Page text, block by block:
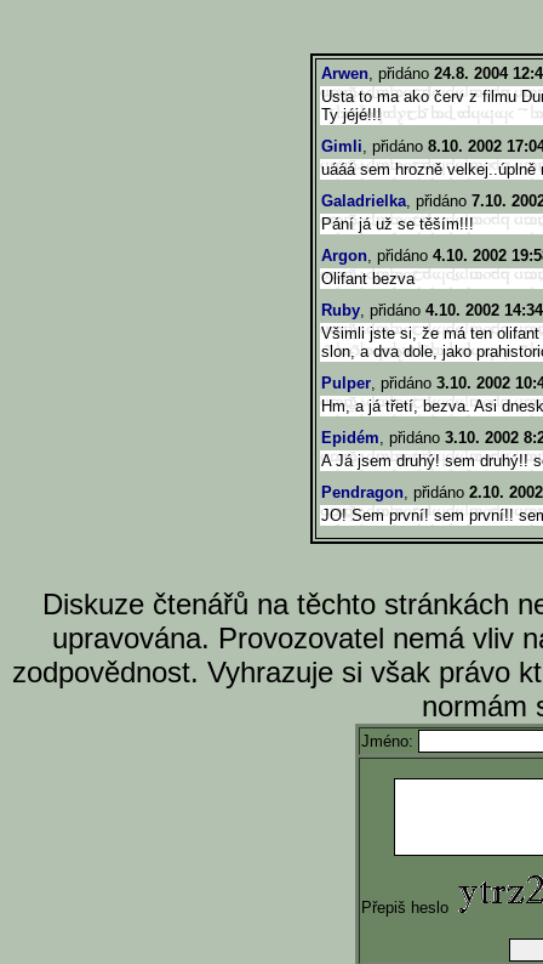
Arwen, přidáno 24.8. 2004
Usta to ma ako červ z filmu
Ty jéjé!!!
Gimli, přidáno 8.10. 2002
uááá sem hrozně
Galadrielka, přidáno 7.10.
Pání já už se těším!!!
Argon, přidáno 4.10. 2002
Olifant bezva
Ruby, přidáno 4.10. 2002
Všimli jste si, že má ten
slon, a dva dole, jako
Pulper, přidáno 3.10. 2002
Hm, a já třetí, bezva. Asi
Epidém, přidáno 3.10. 2002
A Já jsem druhý! sem druhý!!
Pendragon, přidáno 2.10.
JO! Sem první! sem první!!
Diskuze čtenářů na těchto stránkách
upravována. Provozovatel nemá vliv
zodpovědnost. Vyhrazuje si však právo
normám
Jméno:
Přepiš heslo